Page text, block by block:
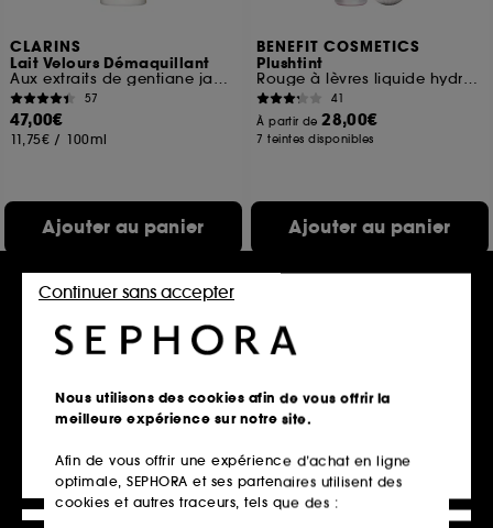
CLARINS
Lait Velours Démaquillant
Aux extraits de gentiane jaune & mélisse des Alpes
57
47,00€
11,75€ / 100ml
Ajouter au panier
BENEFIT COSMETICS
Plushtint
Rouge à lèvres liquide hydratant fini mat
41
À partir de28,00€
7 teintes disponibles
Ajouter au panier
CLINIQUE
Take The Day Off
REN CLEAN SKINCARE
Perfect Canvas
Gelée Clean Huile Nettoyante
Nous utilisons des cookies afin de vous offrir la
meilleure expérience sur notre site.
Afin de vous offrir une expérience d’achat en ligne
optimale, SEPHORA et ses partenaires utilisent des
cookies et autres traceurs, tels que des :
Continuer sans accepter